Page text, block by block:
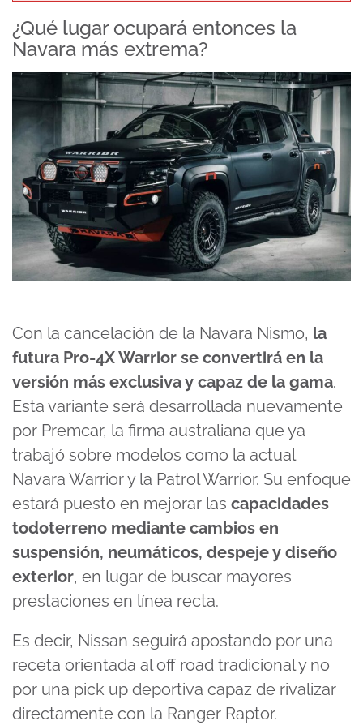
¿Qué lugar ocupará entonces la
Navara más extrema?
Con la cancelación de la Navara Nismo, la
futura Pro-4X Warrior se convertirá en la
versión más exclusiva y capaz de la gama.
Esta variante será desarrollada nuevamente
por Premcar, la firma australiana que ya
trabajó sobre modelos como la actual
Navara Warrior y la Patrol Warrior. Su enfoque
estará puesto en mejorar las capacidades
todoterreno mediante cambios en
suspensión, neumáticos, despeje y diseño
exterior, en lugar de buscar mayores
prestaciones en línea recta.
Es decir, Nissan seguirá apostando por una
receta orientada al off road tradicional y no
por una pick up deportiva capaz de rivalizar
directamente con la Ranger Raptor.